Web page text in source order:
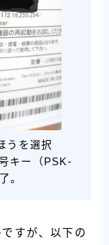
うを選択
キー（PSK-
。
すが、以下の